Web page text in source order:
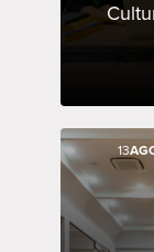
13
13